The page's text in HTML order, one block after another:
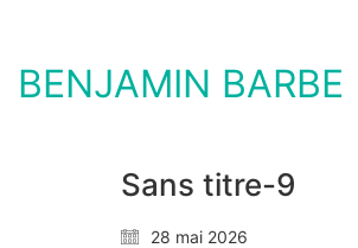
BENJAMIN BARBE
Sans titre-9
28 mai 2026